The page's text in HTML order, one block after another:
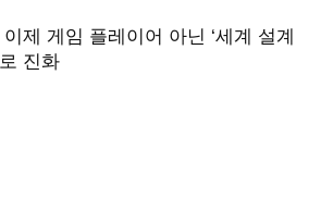
제 게임 플레이어 아닌 ‘세계 설계
로 진화